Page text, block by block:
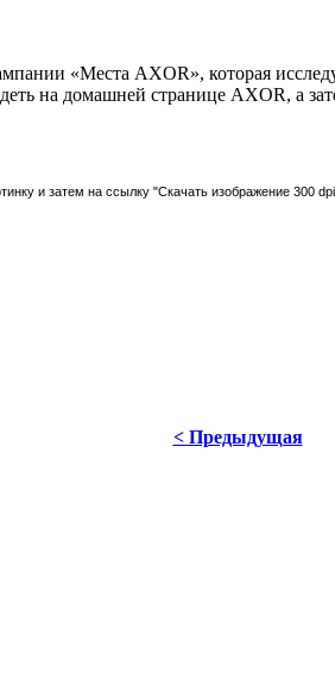
«Места AXOR», которая
на домашней странице AXOR, а
и затем на ссылку "Скачать изображение 300
< Предыдущая